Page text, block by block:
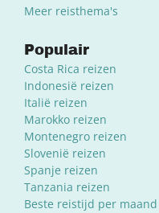
Meer reisthema's
Populair
Costa Rica reizen
Indonesië reizen
Italië reizen
Marokko reizen
Montenegro reizen
Slovenië reizen
Spanje reizen
Tanzania reizen
Beste reistijd per maand